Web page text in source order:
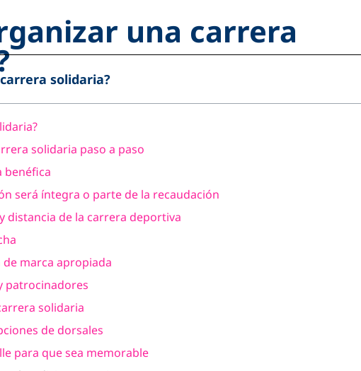
una carrera
solidaria?
solidaria paso a paso
benéfica
será íntegra o parte de la recaudación
distancia de la carrera deportiva
marca apropiada
patrocinadores
solidaria
de dorsales
para que sea memorable